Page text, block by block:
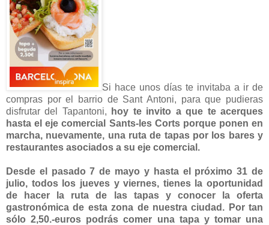
Si hace unos días te invitaba a ir de
compras por el barrio de Sant Antoni, para que pudieras
disfrutar del Tapantoni,
hoy te invito a que te acerques
hasta el eje comercial Sants-les Corts porque ponen en
marcha, nuevamente, una ruta de tapas por los bares y
restaurantes asociados a su eje comercial.
Desde el pasado 7 de mayo y hasta el próximo 31 de
julio, todos los jueves y viernes, tienes la oportunidad
de hacer la ruta de las tapas y conocer la oferta
gastronómica de esta zona de nuestra ciudad. Por tan
sólo 2,50.-euros podrás comer una tapa y tomar una